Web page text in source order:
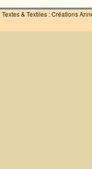
Textes & Textiles : Créations